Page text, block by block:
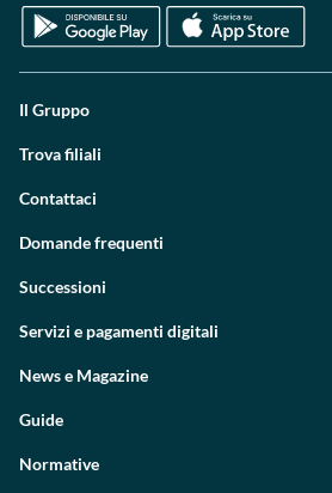
Il Gruppo
Trova filiali
Contattaci
Domande frequenti
Successioni
Servizi e pagamenti digitali
News e Magazine
Guide
Normative